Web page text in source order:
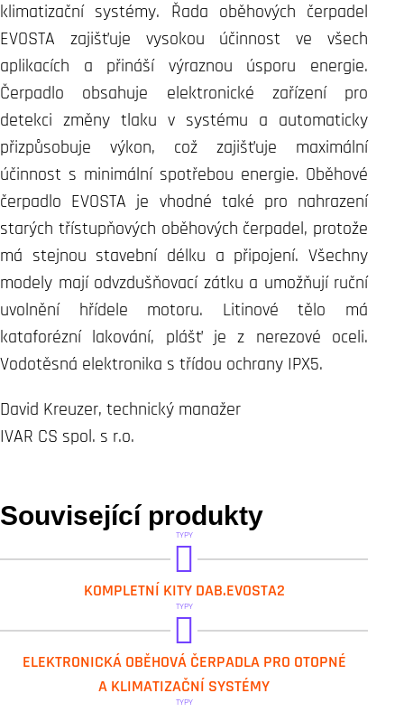
klimatizační systémy. Řada oběhových čerpadel
EVOSTA zajišťuje vysokou účinnost ve všech
aplikacích a přináší výraznou úsporu energie.
Čerpadlo obsahuje elektronické zařízení pro
detekci změny tlaku v systému a automaticky
přizpůsobuje výkon, což zajišťuje maximální
účinnost s minimální spotřebou energie. Oběhové
čerpadlo EVOSTA je vhodné také pro nahrazení
starých třístupňových oběhových čerpadel, protože
má stejnou stavební délku a připojení. Všechny
modely mají odvzdušňovací zátku a umožňují ruční
uvolnění hřídele motoru. Litinové tělo má
kataforézní lakování, plášť je z nerezové oceli.
Vodotěsná elektronika s třídou ochrany IPX5.
David Kreuzer, technický manažer
IVAR CS spol. s r.o.
Související produkty
TYPY
KOMPLETNÍ KITY DAB.EVOSTA2
TYPY
ELEKTRONICKÁ OBĚHOVÁ ČERPADLA PRO OTOPNÉ
A KLIMATIZAČNÍ SYSTÉMY
TYPY